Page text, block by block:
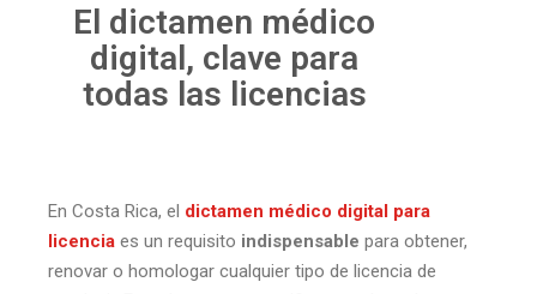
El dictamen médico
digital, clave para
todas las licencias
En Costa Rica, el dictamen médico digital para
licencia es un requisito indispensable para obtener,
renovar o homologar cualquier tipo de licencia de